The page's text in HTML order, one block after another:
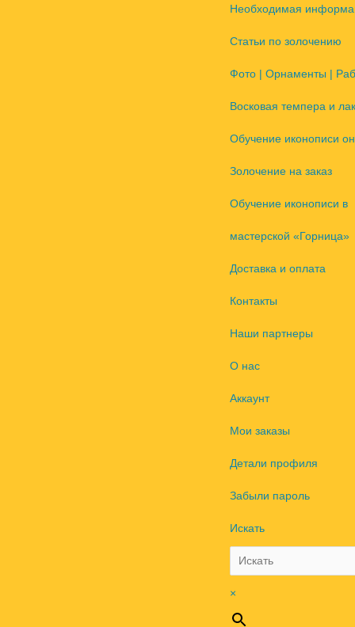
Необходимая
Статьи по золочению
Фото | Орнаменты |
Восковая темпера и лак
Обучение иконописи
Золочение на заказ
Обучение иконописи в
мастерской «Горница»
Доставка и оплата
Контакты
Наши партнеры
О нас
Аккаунт
Мои заказы
Детали профиля
Забыли пароль
Искать
×